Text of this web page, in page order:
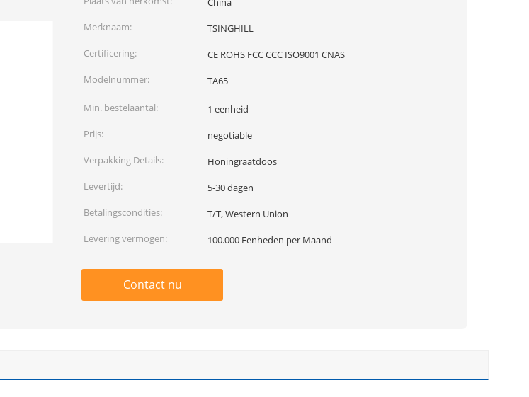
Merknaam:
TSINGHILL
Certificering:
CE ROHS FCC CCC ISO9001 CNAS
Modelnummer:
TA65
Min. bestelaantal:
1 eenheid
Prijs:
negotiable
Verpakking Details:
Honingraatdoos
Levertijd:
5-30 dagen
Betalingscondities:
T/T, Western Union
Levering vermogen:
100.000 Eenheden per Maand
Contact nu